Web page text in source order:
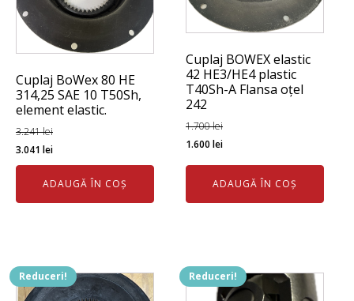
Cuplaj BoWex 80 HE
314,25 SAE 10 T50Sh,
element elastic.
3.241lei
Prețul
inițial
fost:
3.041 leiPrețul
curent
este:
3.041 lei.
ADAUGĂ ÎN COȘ
Cuplaj BOWEX elastic
42 HE3/HE4 plastic
T40Sh-A Flansa oțel
242
1.700lei
Prețul
inițial
fost:
1.600leiPrețul
curent
este:
1.600 lei.
ADAUGĂ ÎN COȘ
Reduceri! Reduceri!